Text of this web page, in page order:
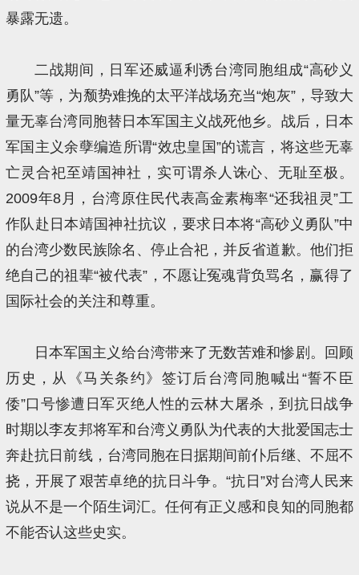
暴露无遗。
二战期间，日军还威逼利诱台湾同胞组成“高砂义
勇队”等，为颓势难挽的太平洋战场充当“炮灰”，导致大
量无辜台湾同胞替日本军国主义战死他乡。战后，日本
军国主义余孽编造所谓“效忠皇国”的谎言，将这些无辜
亡灵合祀至靖国神社，实可谓杀人诛心、无耻至极。
2009年8月，台湾原住民代表高金素梅率“还我祖灵”工
作队赴日本靖国神社抗议，要求日本将“高砂义勇队”中
的台湾少数民族除名、停止合祀，并反省道歉。他们拒
绝自己的祖辈“被代表”，不愿让冤魂背负骂名，赢得了
国际社会的关注和尊重。
日本军国主义给台湾带来了无数苦难和惨剧。回顾
历史，从《马关条约》签订后台湾同胞喊出“誓不臣
倭”口号惨遭日军灭绝人性的云林大屠杀，到抗日战争
时期以李友邦将军和台湾义勇队为代表的大批爱国志士
奔赴抗日前线，台湾同胞在日据期间前仆后继、不屈不
挠，开展了艰苦卓绝的抗日斗争。“抗日”对台湾人民来
说从不是一个陌生词汇。任何有正义感和良知的同胞都
不能否认这些史实。